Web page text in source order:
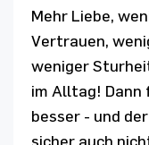
Mehr Liebe,
Vertrauen,
weniger
im Alltag! Dann
besser - und
sicher auch